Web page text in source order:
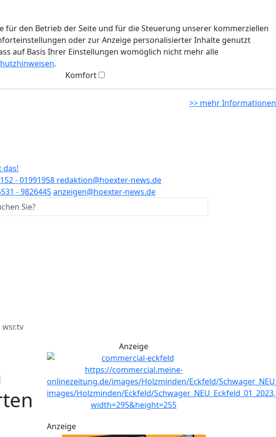
für den Betrieb der Seite und für die Steuerung unserer kommerziellen
oder zur Anzeige personalisierter Inhalte genutzt
auf Basis Ihrer Einstellungen womöglich nicht mehr alle
.
Komfort
>> mehr Informationen
das!
- 01991958 redaktion@hoexter-news.de
- 9826445anzeigen@hoexter-news.de
wsr.tv
Anzeige
Anzeige